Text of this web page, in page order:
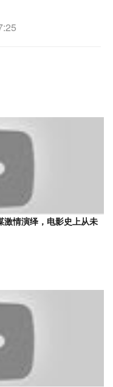
激情演绎，电影史上从未